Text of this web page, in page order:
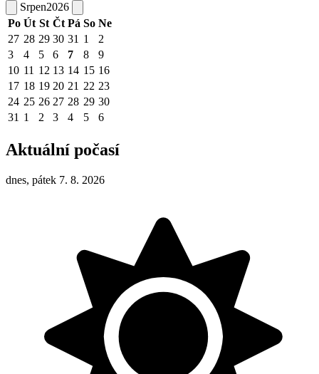
Srpen2026
Po Út St Čt Pá So Ne
27 28 29 30 31 1
2
3
4 5 6 7 8
9
10 11 12 13 14 15 16
17 18 19 20 21 22 23
24 25 26 27 28 29 30
31 1 2 3 4 5 6
Aktuální počasí
dnes, pátek 7. 8. 2026